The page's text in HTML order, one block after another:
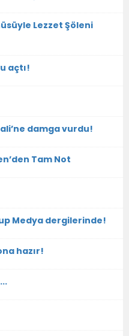
Lezzet Şöleni
açtı!
damga vurdu!
Tam Not
Medya dergilerinde!
hazır!